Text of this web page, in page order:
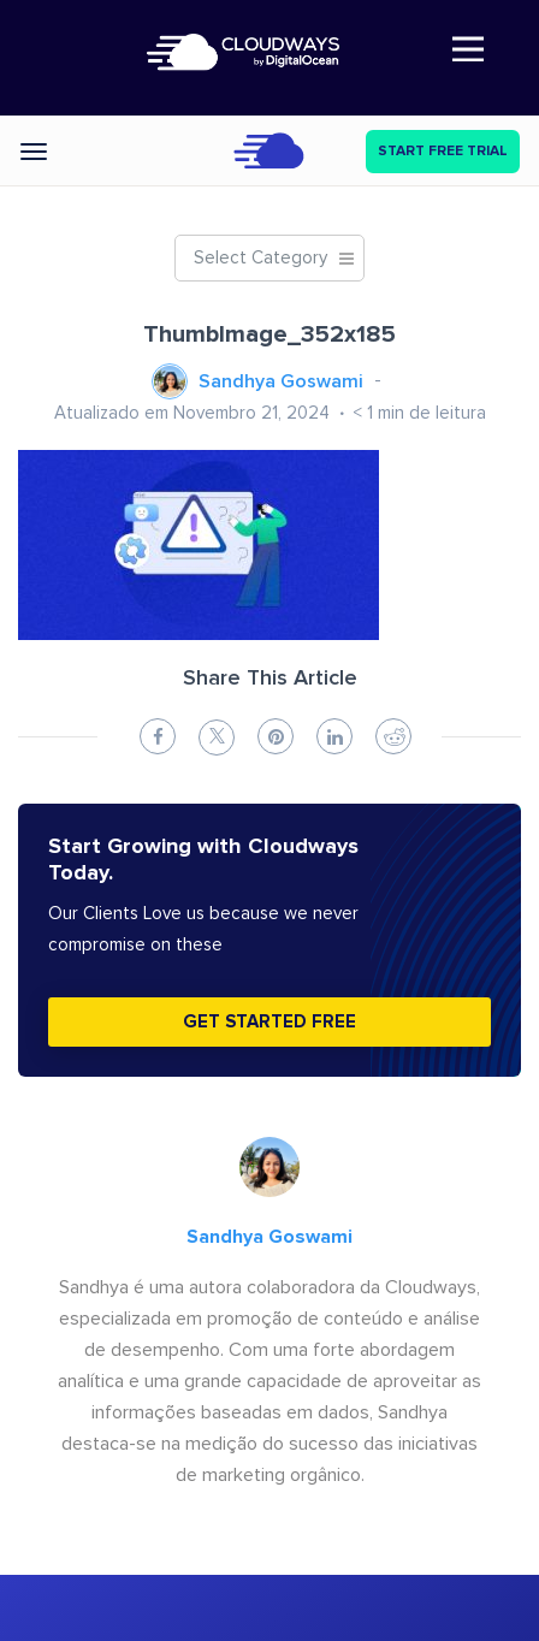
Abre a navegação
Categories START FREE TRIAL
Select Category
ThumbImage_352x185
Sandhya Goswami
Atualizado em Novembro 21, 2024 < 1 min de leitura
Share This Article
Start Growing with Cloudways
Today.
Our Clients Love us because we never
compromise on these
GET STARTED FREE
Sandhya Goswami
Sandhya é uma autora colaboradora da Cloudways,
especializada em promoção de conteúdo e análise
de desempenho. Com uma forte abordagem
analítica e uma grande capacidade de aproveitar as
informações baseadas em dados, Sandhya
destaca-se na medição do sucesso das iniciativas
de marketing orgânico.